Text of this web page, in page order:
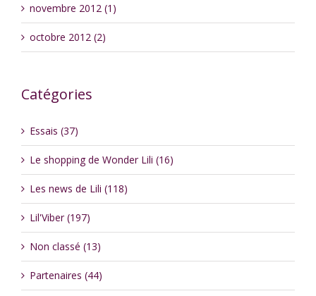
novembre 2012 (1)
octobre 2012 (2)
Catégories
Essais (37)
Le shopping de Wonder Lili (16)
Les news de Lili (118)
Lil'Viber (197)
Non classé (13)
Partenaires (44)